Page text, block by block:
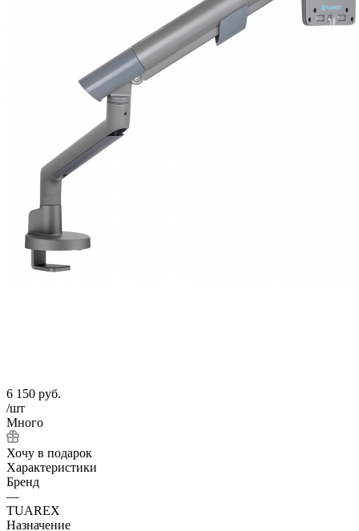
6 150 руб.
/шт
Много
Хочу в подарок
Характеристики
Бренд
—
TUAREX
Назначение